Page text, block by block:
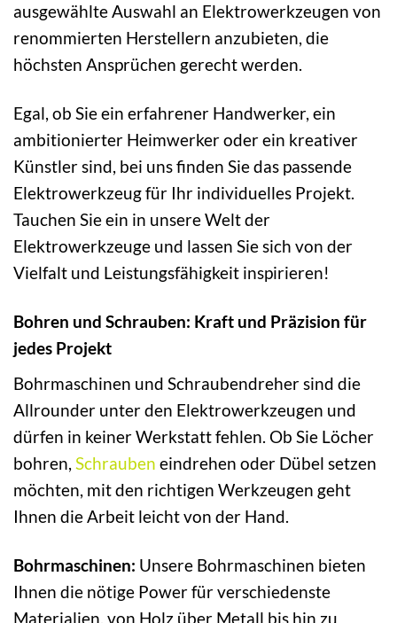
ausgewählte Auswahl an Elektrowerkzeugen von
renommierten Herstellern anzubieten, die
höchsten Ansprüchen gerecht werden.
Egal, ob Sie ein erfahrener Handwerker, ein
ambitionierter Heimwerker oder ein kreativer
Künstler sind, bei uns finden Sie das passende
Elektrowerkzeug für Ihr individuelles Projekt.
Tauchen Sie ein in unsere Welt der
Elektrowerkzeuge und lassen Sie sich von der
Vielfalt und Leistungsfähigkeit inspirieren!
Bohren und Schrauben: Kraft und Präzision für
jedes Projekt
Bohrmaschinen und Schraubendreher sind die
Allrounder unter den Elektrowerkzeugen und
dürfen in keiner Werkstatt fehlen. Ob Sie Löcher
bohren, Schrauben eindrehen oder Dübel setzen
möchten, mit den richtigen Werkzeugen geht
Ihnen die Arbeit leicht von der Hand.
Bohrmaschinen: Unsere Bohrmaschinen bieten
Ihnen die nötige Power für verschiedenste
Materialien, von Holz über Metall bis hin zu